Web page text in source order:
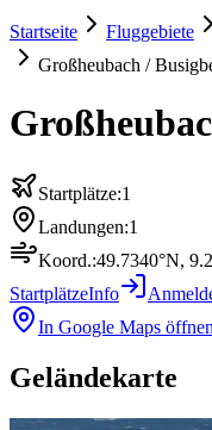
Startseite Fluggebiete
Großheubach /
Startplätze:1
Landungen:1
Koord.:49.7340°N,
StartplätzeInfo
In Google Maps öffnen
Geländekarte